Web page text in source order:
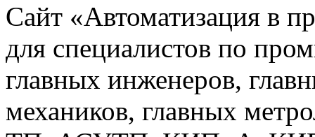
Сайт «Автоматизация в
для специалистов по
главных инженеров,
механиков, главных